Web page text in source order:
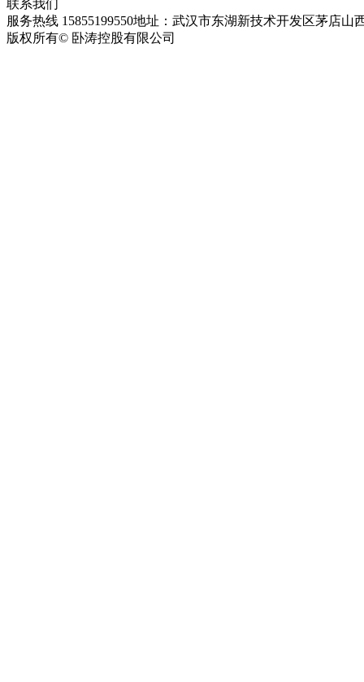
联系我们
服务热线 15855199550地址：武汉市东湖新技术开发区茅店山
版权所有© 卧涛控股有限公司